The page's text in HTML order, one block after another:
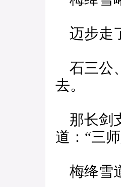
迈步走
石三公
去。
那长剑
道：“三
梅绛雪